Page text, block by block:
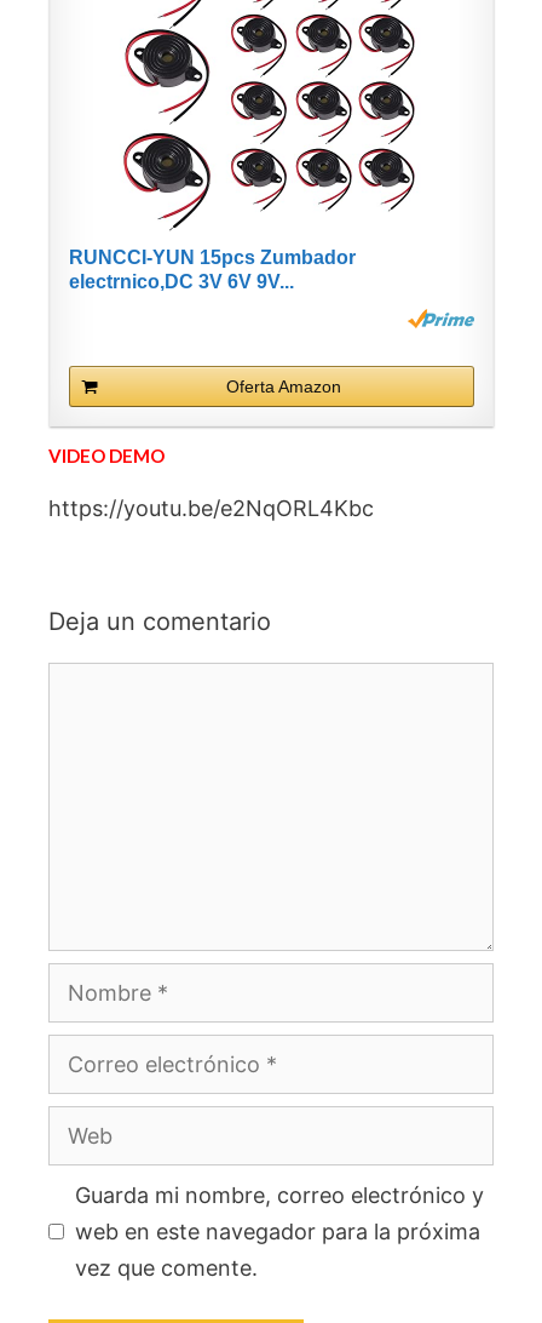
RUNCCI-YUN 15pcs Zumbador
electrnico,DC 3V 6V 9V...
Oferta Amazon
VIDEO DEMO
https://youtu.be/e2NqORL4Kbc
Deja un comentario
Nombre
Correo
electrónico
Web
Guarda mi nombre, correo electrónico y
web en este navegador para la próxima
vez que comente.